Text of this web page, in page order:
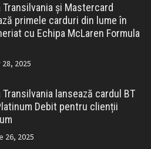
Transilvania și Mastercard
primele carduri din lume în
cu Echipa McLaren Formula
28, 2025
Transilvania lansează cardul BT
Debit pentru clienții
26, 2025